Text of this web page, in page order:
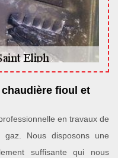
fioul et
en travaux de
Nous disposons une
suffisante qui nous